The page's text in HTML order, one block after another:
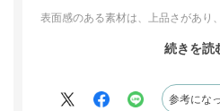
表面感のある素材は、上品さがあり
さりげなくおしゃれ感を出したい日
ント。
続きを読
参考にな